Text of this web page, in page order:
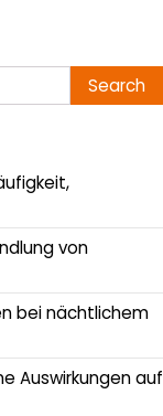
von
bei nächtlichem
Auswirkungen auf